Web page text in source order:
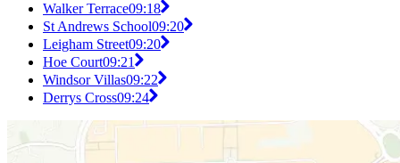
Walker Terrace09:18
St Andrews School09:20
Leigham Street09:20
Hoe Court09:21
Windsor Villas09:22
Derrys Cross09:24